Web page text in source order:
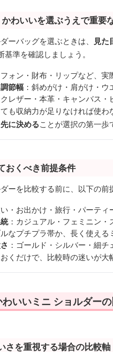
わいいを選ぶうえで重要
ーバッグを選ぶときは、 見た
準を確認しましょう。
ォン・財布・リップなど、
節幅 ：斜めがけ・肩がけ・
レザー・本革・キャンバス
も収納力が足りなければ使わ
に決めることが選択の第一歩
おくべき前提条件
ーを比較する前に、以下の前
い・お出かけ・旅行・パーティ
：カジュアル・フェミニン
ルなプチプラ帯か、長く使え
：ゴールド・シルバー・細
くだけで、比較時の迷いが大
いいミニ ショルダー
さを重視する場合の比較軸